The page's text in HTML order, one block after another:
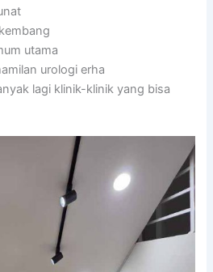
utama
urologi erha
lagi klinik-klinik yang bisa